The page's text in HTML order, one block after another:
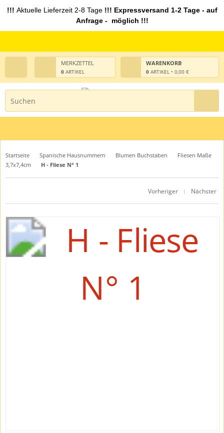
!!! Aktuelle Lieferzeit 2-8 Tage !!! Expressversand 1-2 Tage - auf
Anfrage - möglich !!!
WARENKORB
0 ARTIKEL • 0,00 €
MERKZETTEL
0 ARTIKEL
Startseite Spanische Hausnummern Blumen Buchstaben
Fliesen Maße
3,7x7,4cm
H - Fliese N° 1
Vorheriger | Nächster